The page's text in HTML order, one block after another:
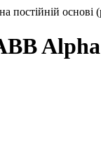
основі
Alpha